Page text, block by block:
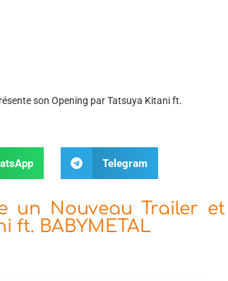
son Opening par Tatsuya Kitani ft.
Telegram
un Nouveau Trailer et
ft. BABYMETAL